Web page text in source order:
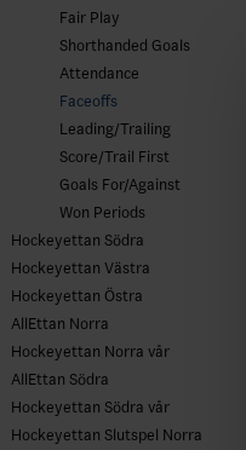
Fair Play
Shorthanded Goals
Attendance
Faceoffs
Leading/Trailing
Score/Trail First
Goals For/Against
Won Periods
Hockeyettan Södra
Hockeyettan Västra
Hockeyettan Östra
AllEttan Norra
Hockeyettan Norra vår
AllEttan Södra
Hockeyettan Södra vår
Hockeyettan Slutspel Norra